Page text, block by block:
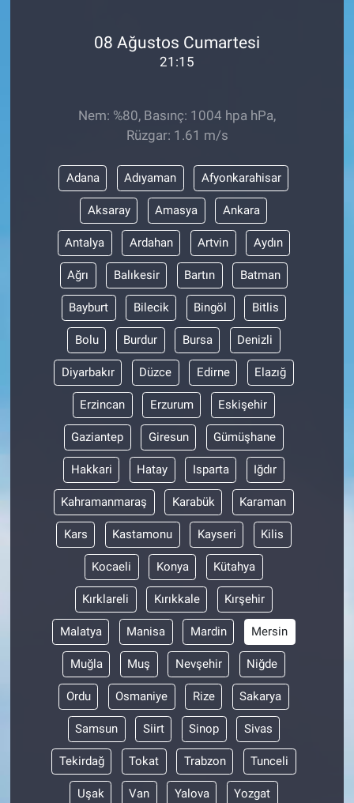
08 Ağustos Cumartesi
21:15
Nem: %80, Basınç: 1004 hpa hPa,
Rüzgar: 1.61 m/s
Adana Adıyaman Afyonkarahisar
Aksaray Amasya Ankara
Antalya Ardahan Artvin Aydın
Ağrı Balıkesir Bartın Batman
Bayburt Bilecik Bingöl Bitlis
Bolu Burdur Bursa Denizli
Diyarbakır Düzce Edirne Elazığ
Erzincan Erzurum Eskişehir
Gaziantep Giresun Gümüşhane
Hakkari Hatay Isparta Iğdır
Kahramanmaraş Karabük Karaman
Kars Kastamonu Kayseri Kilis
Kocaeli Konya Kütahya
Kırklareli Kırıkkale Kırşehir
Malatya Manisa Mardin Mersin
Muğla Muş Nevşehir Niğde
Ordu Osmaniye Rize Sakarya
Samsun Siirt Sinop Sivas
Tekirdağ Tokat Trabzon Tunceli
Uşak Van Yalova Yozgat